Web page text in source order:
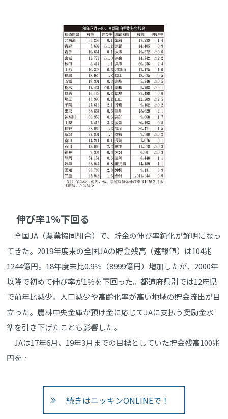
伸び率1％下回る
全国JA（農業協同組合）で、貯金の伸び率鈍化が鮮明になっ
てきた。2019年度末の全国JAの貯金残高（速報値）は104兆
1244億円。18年度末比0.9％（8999億円）増加したが、2000年
以降で初めて伸び率が1％を下回った。都道府県別では12府県
で前年比減少。人口減少や高齢化率が高い地域の貯金流出が目
立った。農林中央金庫が預け金に応じてJAに支払う奨励金水
準を引き下げたことも影響した。
JAは17年6月、19年3月までの目標としていた貯金残高100兆
円を…
続きはニッキンONLINEで！